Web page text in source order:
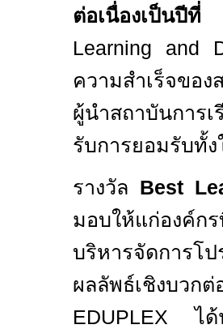
ต่อเนื่องเป็นปีที่
Learning and
ความสำเร็จของ
ผู้นำสถาบันการเ
รับการยอมรับทั้
รางวัล Best
มอบให้แก่องค์ก
บริหารจัดการโป
ผลลัพธ์เชิงบว
EDUPLEXไ